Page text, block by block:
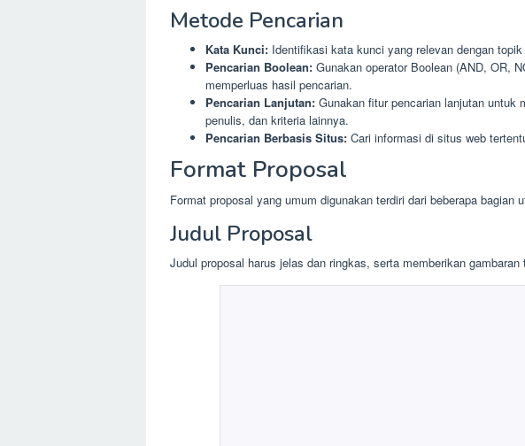
Metode Pencarian
Kata Kunci: Identifikasi kata kunci yang relevan dengan topik
Pencarian Boolean: Gunakan operator Boolean (AND, OR,
memperluas hasil pencarian.
Pencarian Lanjutan: Gunakan fitur pencarian lanjutan untuk
penulis, dan kriteria lainnya.
Pencarian Berbasis Situs: Cari informasi di situs web
Format Proposal
Format proposal yang umum digunakan terdiri dari beberapa bagian
Judul Proposal
Judul proposal harus jelas dan ringkas, serta memberikan